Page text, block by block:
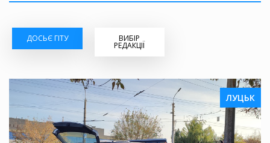
ДОСЬЄ ГІТУ ВИБІР
РЕДАКЦІЇ
ЛУЦЬК